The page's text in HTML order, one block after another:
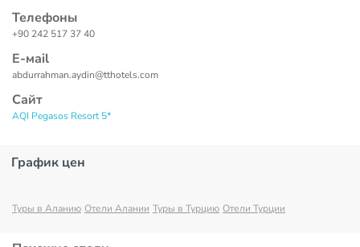
Телефоны
+90 242 517 37 40
Е-маil
abdurrahman.aydin@tthotels.com
Сайт
AQI Pegasos Resort 5*
График цен
Туры в Аланию Отели Алании Туры в Турцию Отели Турции